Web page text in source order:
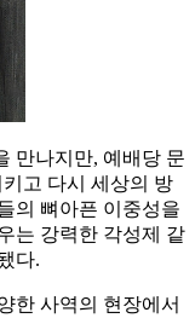
만나지만, 예배당 문
고 다시 세상의 방
의 뼈아픈 이중성을
는 강력한 각성제 같
다.
한 사역의 현장에서